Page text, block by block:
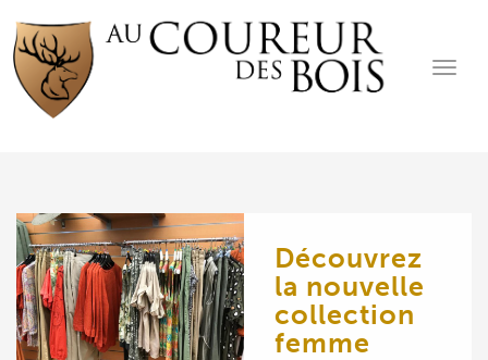
Découvrez
la nouvelle
collection
femme